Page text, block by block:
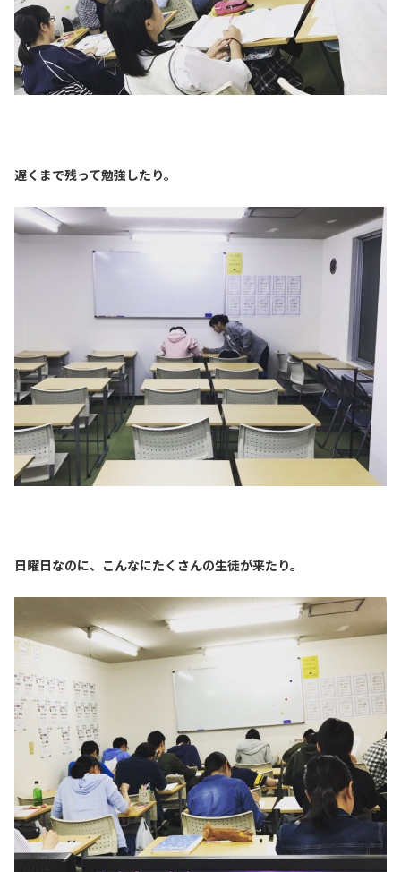
遅くまで残って勉強したり。
日曜日なのに、こんなにたくさんの生徒が来たり。